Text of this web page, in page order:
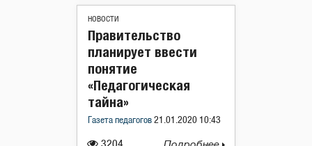
НОВОСТИ
3204
Правительство
планирует ввести
понятие
«Педагогическая
тайна»
Газета педагогов 21.01.2020 10:43